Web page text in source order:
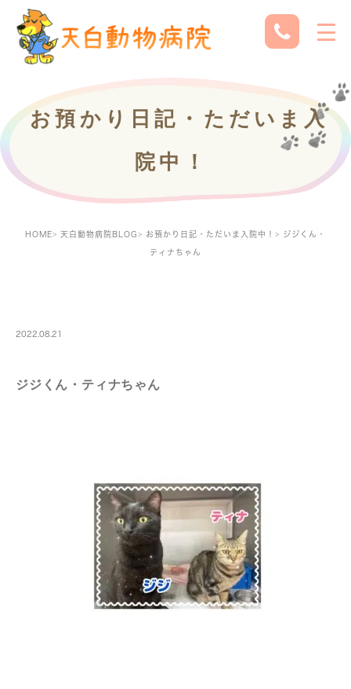
お預かり日記・ただいま入
院中！
HOME 天白動物病院BLOG お預かり日記・ただいま入院中！ ジジくん・
ティナちゃん
2022.08.21
ジジくん・ティナちゃん